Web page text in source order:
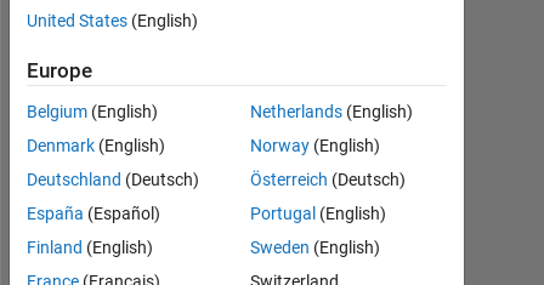
Following:
Follow
Message
jlfja
Professional
Engineering
United States (English)
Europe
Belgium (English)
Denmark (English)
Deutschland (Deutsch)
España (Español)
Finland (English)
Netherlands(English)
Norway(English)
Österreich (Deutsch)
Portugal (English)
Sweden (English)